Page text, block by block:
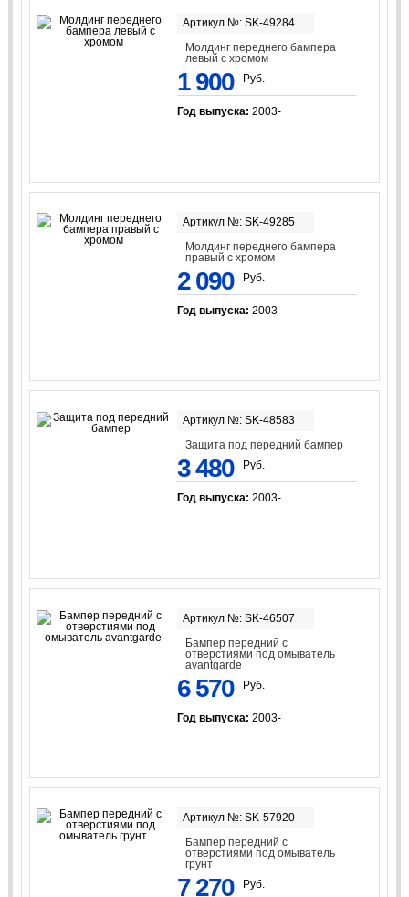
Артикул №: SK-49284
Молдинг переднего бампера
левый с хромом
1 900 Руб.
Год выпуска: 2003-
Артикул №: SK-49285
Молдинг переднего бампера
правый с хромом
2 090 Руб.
Год выпуска: 2003-
Артикул №: SK-48583
Защита под передний бампер
3 480 Руб.
Год выпуска: 2003-
Артикул №: SK-46507
Бампер передний с
отверстиями под омыватель
avantgarde
6 570 Руб.
Год выпуска: 2003-
Артикул №: SK-57920
Бампер передний с
отверстиями под омыватель
грунт
7 270 Руб.